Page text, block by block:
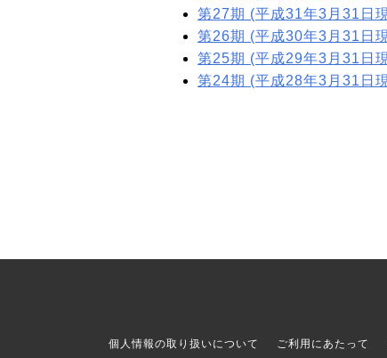
第27期 (平成31年3⽉31⽇
第26期 (平成30年3⽉31⽇
第25期 (平成29年3⽉31⽇
第24期 (平成28年3⽉31⽇
個人情報の取り扱いについて ご利用にあたって